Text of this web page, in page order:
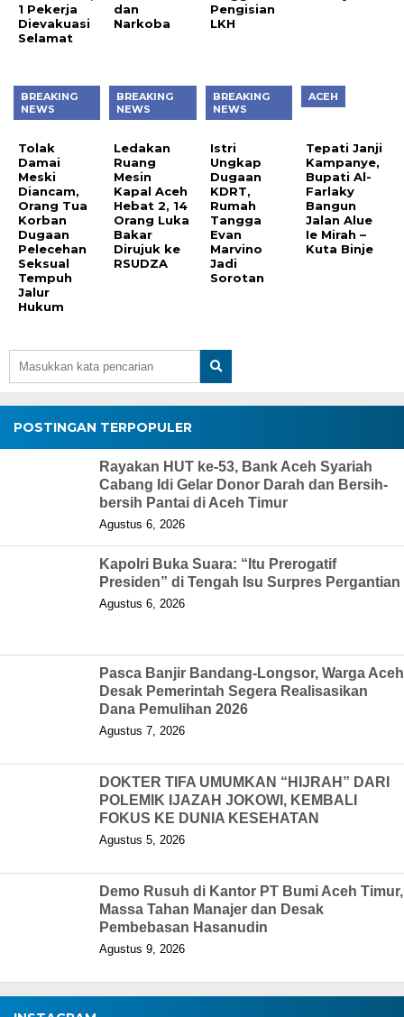
1 Pekerja
Dievakuasi
Selamat
dan
Narkoba
Pengisian
LKH
BREAKING
NEWS
Tolak
Damai
Meski
Diancam,
Orang Tua
Korban
Dugaan
Pelecehan
Seksual
Tempuh
Jalur
Hukum
BREAKING
NEWS
Ledakan
Ruang
Mesin
Kapal Aceh
Hebat 2, 14
Orang Luka
Bakar
Dirujuk ke
RSUDZA
BREAKING
NEWS
Istri
Ungkap
Dugaan
KDRT,
Rumah
Tangga
Evan
Marvino
Jadi
Sorotan
ACEH
Tepati Janji
Kampanye,
Bupati Al-
Farlaky
Bangun
Jalan Alue
Ie Mirah –
Kuta Binje
POSTINGAN TERPOPULER
Rayakan HUT ke-53, Bank Aceh Syariah
Cabang Idi Gelar Donor Darah dan Bersih-
bersih Pantai di Aceh Timur
Agustus 6, 2026
Kapolri Buka Suara: “Itu Prerogatif
Presiden” di Tengah Isu Surpres Pergantian
Agustus 6, 2026
Pasca Banjir Bandang-Longsor, Warga Aceh
Desak Pemerintah Segera Realisasikan
Dana Pemulihan 2026
Agustus 7, 2026
DOKTER TIFA UMUMKAN “HIJRAH” DARI
POLEMIK IJAZAH JOKOWI, KEMBALI
FOKUS KE DUNIA KESEHATAN
Agustus 5, 2026
Demo Rusuh di Kantor PT Bumi Aceh Timur,
Massa Tahan Manajer dan Desak
Pembebasan Hasanudin
Agustus 9, 2026